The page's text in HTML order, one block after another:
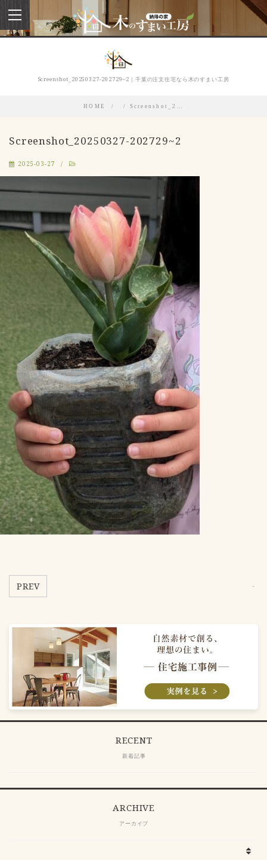
toggle
navigation
Screenshot_20250327-202729~2｜千葉の注文住宅なら木のすまい工房
HOME Screenshot_2…
Screenshot_20250327-202729~2
2025-03-27
PREV
RECENT
新着記事
ARCHIVE
アーカイブ